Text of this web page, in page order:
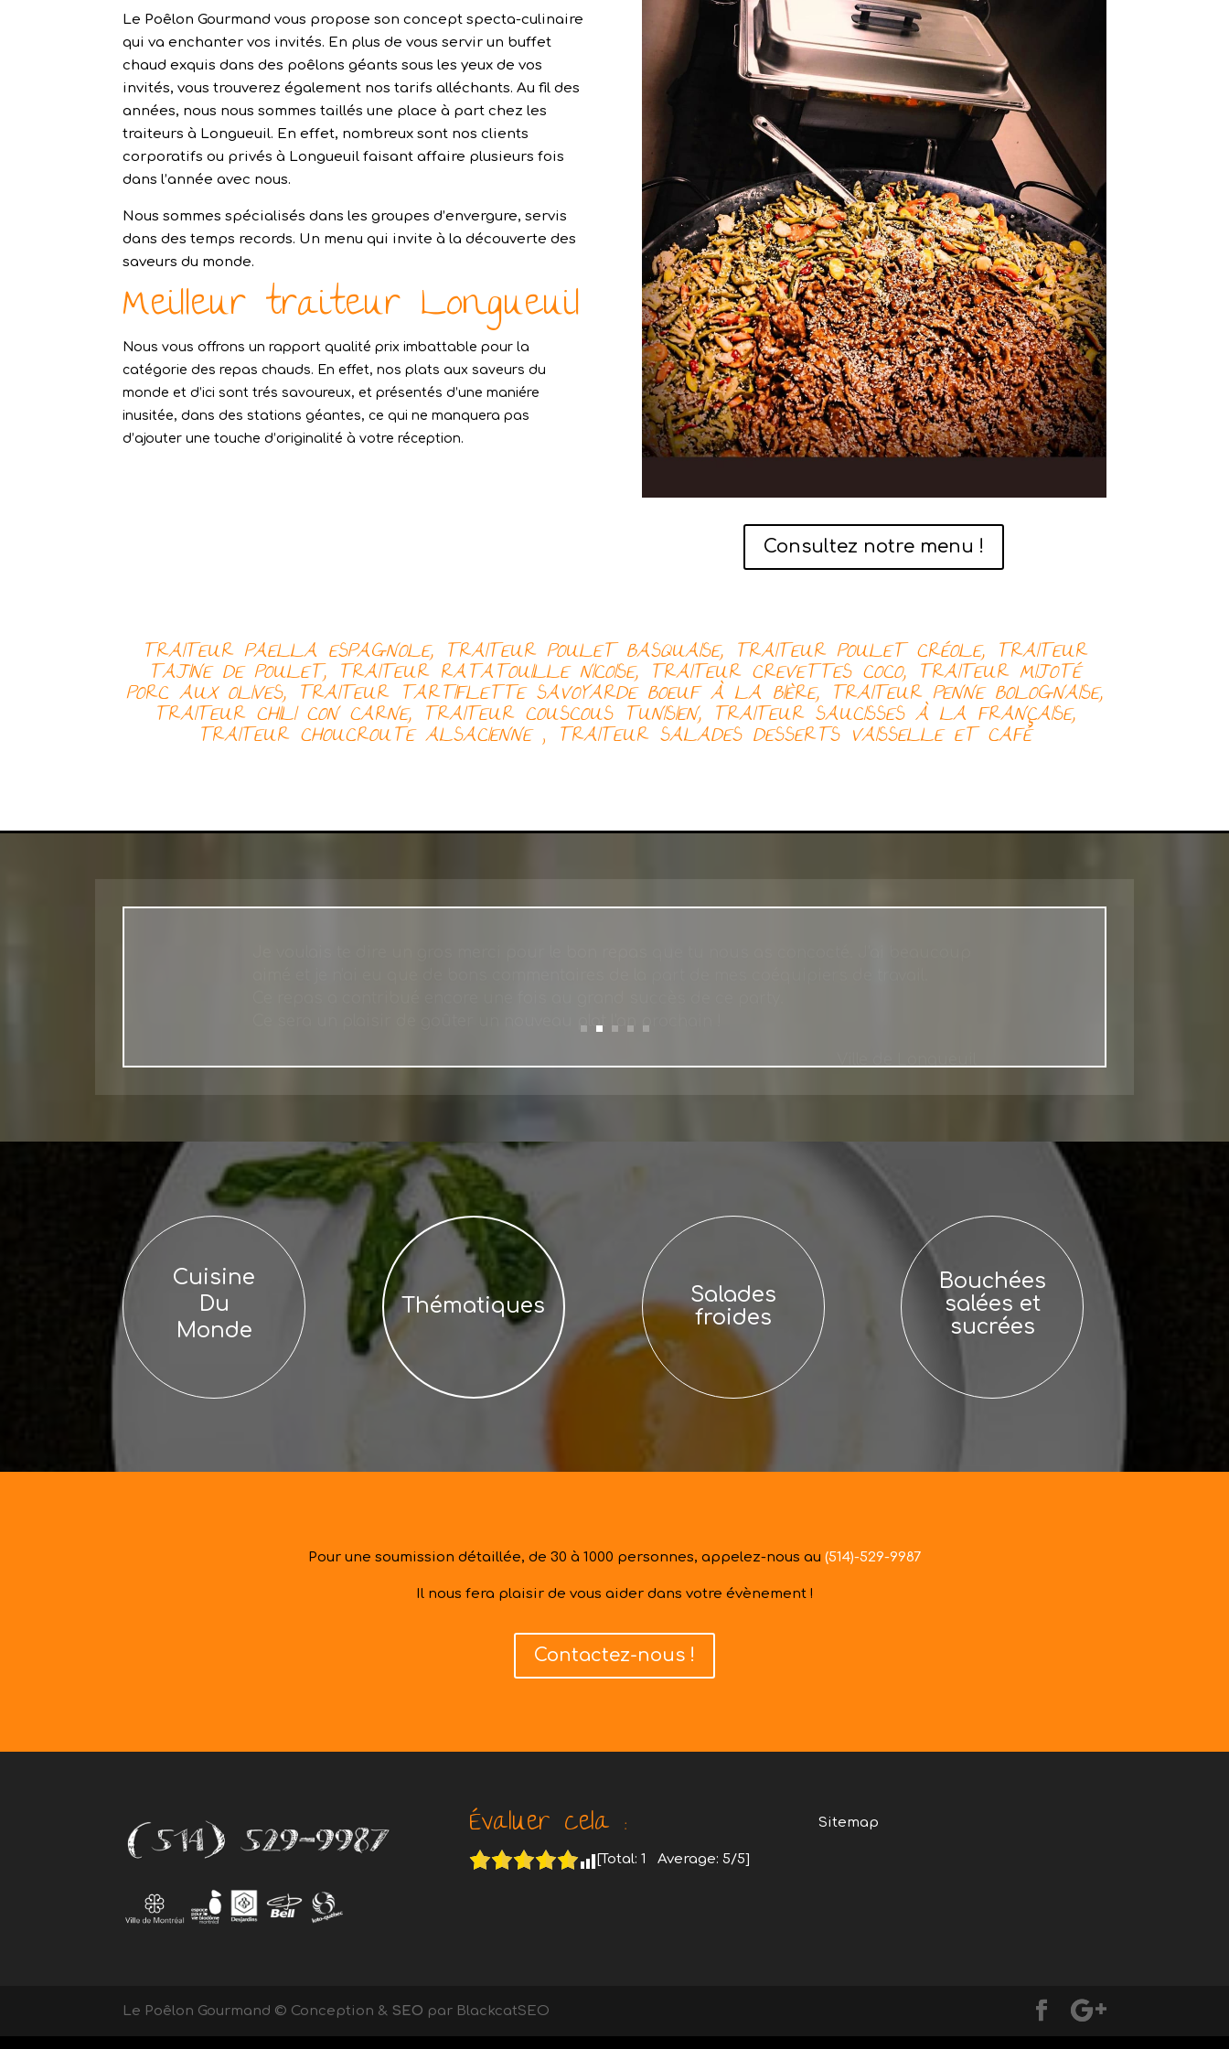
Le Poêlon Gourmand vous propose son concept specta-culinaire
qui va enchanter vos invités. En plus de vous servir un buffet
chaud exquis dans des poêlons géants sous les yeux de vos
invités, vous trouverez également nos tarifs alléchants. Au fil des
années, nous nous sommes taillés une place à part chez les
traiteurs à Longueuil. En effet, nombreux sont nos clients
corporatifs ou privés à Longueuil faisant affaire plusieurs fois
dans l’année avec nous.
Nous sommes spécialisés dans les groupes d’envergure, servis
dans des temps records. Un menu qui invite à la découverte des
saveurs du monde.
Meilleur traiteur Longueuil
Nous vous offrons un rapport qualité prix imbattable pour la
catégorie des repas chauds. En effet, nos plats aux saveurs du
monde et d’ici sont trés savoureux, et présentés d’une maniére
inusitée, dans des stations géantes, ce qui ne manquera pas
d’ajouter une touche d’originalité à votre réception.
Consultez notre menu !
TRAITEUR PAELLA ESPAGNOLE, TRAITEUR POULET BASQUAISE, TRAITEURPOULET CRÉOLE, TRAITEUR
TAJINE DE POULET, TRAITEURRATATOUILLE NICOISE, TRAITEUR CREVETTES COCO, TRAITEUR MIJOTÉ
PORC AUX OLIVES, TRAITEUR TARTIFLETTE SAVOYARDE BOEUF À LA BIÈRE, TRAITEURPENNE BOLOGNAISE,
TRAITEURCHILI CON CARNE, TRAITEURCOUSCOUS TUNISIEN, TRAITEURSAUCISSES À LA FRANÇAISE,
TRAITEUR CHOUCROUTE ALSACIENNE, TRAITEUR SALADES DESSERTS VAISSELLE ET CAFÉ
Cuisine
Du
Monde
Thématiques
Salades
froides
Bouchées
salées et
sucrées
Pour une soumission détaillée, de 30 à 1000 personnes, appelez-nous au (514)-529-9987
Il nous fera plaisir de vous aider dans votre évènement !
Contactez-nous !
Évaluer cela :
[Total: 1 Average: 5/5]
Sitemap
Le Poêlon Gourmand © Conception & SEO par BlackcatSEO